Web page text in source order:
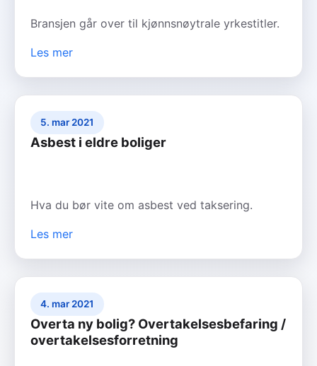
Bransjen går over til kjønnsnøytrale yrkestitler.
Les mer
5. mar 2021
Asbest i eldre boliger
Hva du bør vite om asbest ved taksering.
Les mer
4. mar 2021
Overta ny bolig? Overtakelsesbefaring /
overtakelsesforretning